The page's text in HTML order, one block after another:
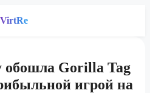
VirtRe
обошла Gorilla Tag
игрой на